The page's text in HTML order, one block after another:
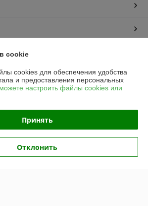
cookies
Deal.by
cookie
cookies для обеспечения удобства
и предоставления персональных
настроить файлы cookies или
Принять
Отклонить